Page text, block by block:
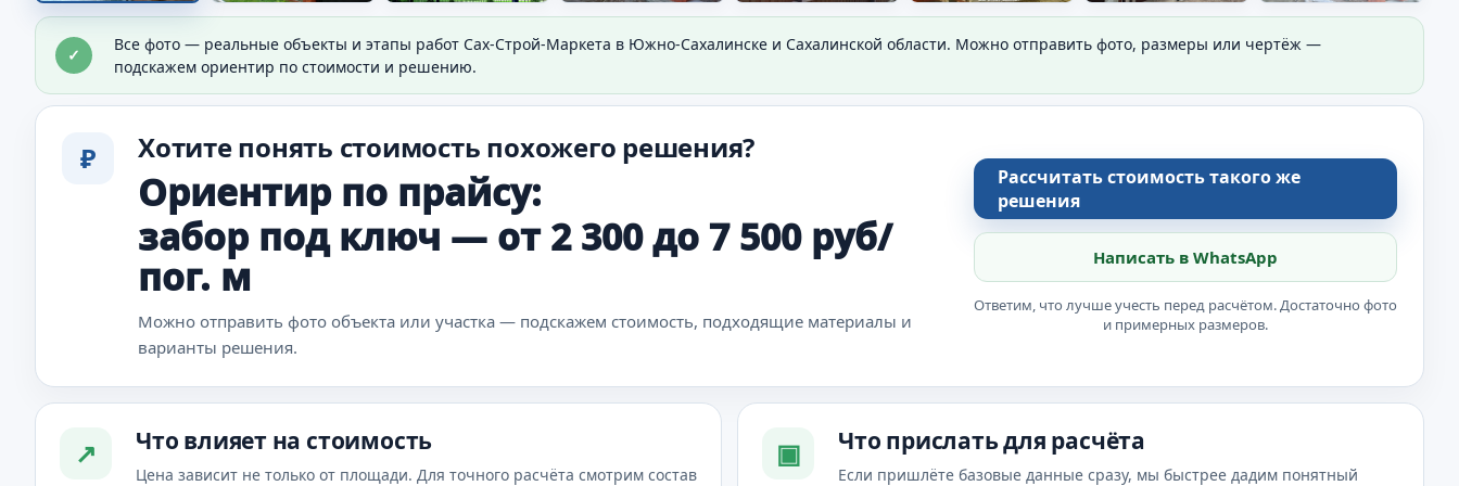
Забор вдоль участка
Видно готовое решение по периметру участка.
✓
Все фото — реальные объекты и этапы работ Сах-Строй-Маркета в Южно-Сахалинске и Сахалинской области. Можно отправить фото, размеры или чертёж —
подскажем ориентир по стоимости и решению.
₽ Хотите понять стоимость похожего решения?
Ориентир по прайсу:
забор под ключ — от 2 300 до 7 500 руб/
пог. м
Можно отправить фото объекта или участка — подскажем стоимость, подходящие материалы и
варианты решения.
Рассчитать стоимость такого же
решения
Написать в WhatsApp
Ответим, что лучше учесть перед расчётом. Достаточно фото
и примерных размеров.
↗ Что влияет на стоимость
Цена зависит не только от площади. Для точного расчёта смотрим состав
▣ Что прислать для расчёта
Если пришлёте базовые данные сразу, мы быстрее дадим понятный